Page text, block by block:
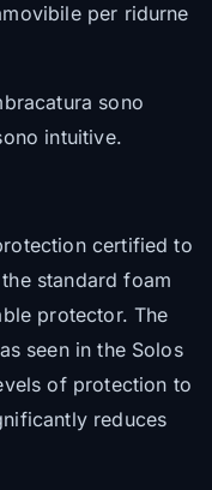
per ridurne
sono
intuitive.
certified to
standard foam
protector. The
seen in the Solos
of protection to
reduces